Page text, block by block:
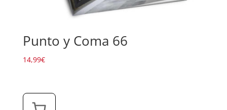
Punto y Coma 66
14,99€